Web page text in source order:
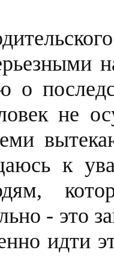
о
не
к
- это
идти